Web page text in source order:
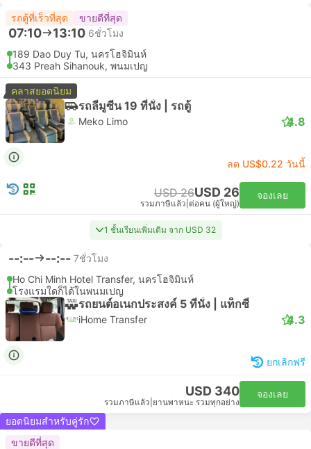
รถตู้ที่เร็วที่สุด ขายดีที่สุด
07:10 13:10 6ชั่วโมง
189 Dao Duy Tu, นครโฮจิมินห์
343 Preah Sihanouk, พนมเปญ
คลาสยอดนิยม
รถลีมูซีน 19 ที่นั่ง | รถตู้
Meko Limo 4.8
ลด US$0.22 วันนี้
USD 26USD 26
รวมภาษีแล้ว ต่อคน (ผู้ใหญ่)
จองเลย
1 ชั้นเรียนเพิ่มเติม จาก USD 32
--:-- --:-- 7ชั่วโมง
Ho Chi Minh Hotel Transfer, นครโฮจิมินห์
โรงแรมใดก็ได้ในพนมเปญ
รถยนต์อเนกประสงค์ 5 ที่นั่ง | แท็กซี่
iHome Transfer 4.3
ยกเลิกฟรี
USD 340
รวมภาษีแล้ว ยานพาหนะ รวมทุกอย่าง
จองเลย
ยอดนิยมสำหรับคู่รัก
ขายดีที่สุด